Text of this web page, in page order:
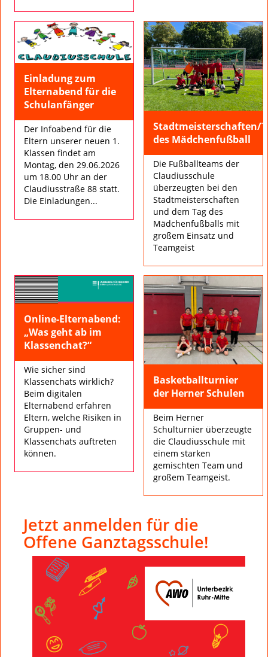
Einladung zum
Elternabend für die
Schulanfänger
Der Infoabend für die
Eltern unserer neuen 1.
Klassen findet am
Montag, den 29.06.2026
um 18.00 Uhr an der
Claudiusstraße 88 statt.
Die Einladungen...
Stadtmeisterschaften/
des Mädchenfußball
Die Fußballteams der
Claudiusschule
überzeugten bei den
Stadtmeisterschaften
und dem Tag des
Mädchenfußballs mit
großem Einsatz und
Teamgeist
Online-Elternabend:
„Was geht ab im
Klassenchat?“
Wie sicher sind
Klassenchats wirklich?
Beim digitalen
Elternabend erfahren
Eltern, welche Risiken in
Gruppen- und
Klassenchats auftreten
können.
Basketballturnier
der Herner Schulen
Beim Herner
Schulturnier überzeugte
die Claudiusschule mit
einem starken
gemischten Team und
großem Teamgeist.
Jetzt anmelden für die
Offene Ganztagsschule!